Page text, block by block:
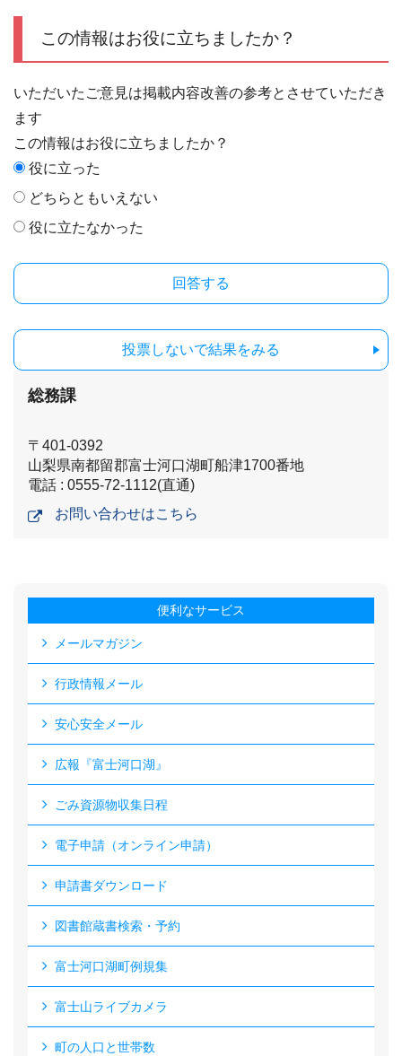
この情報はお役に立ちましたか？
いただいたご意見は掲載内容改善の参考とさせていただき
ます
この情報はお役に立ちましたか？
役に立った
どちらともいえない
役に立たなかった
投票しないで結果をみる
総務課
〒401-0392
山梨県南都留郡富士河口湖町船津1700番地
電話 : 0555-72-1112(直通)
お問い合わせはこちら
便利なサービス
メールマガジン
行政情報メール
安心安全メール
広報『富士河口湖』
ごみ資源物収集日程
電子申請（オンライン申請）
申請書ダウンロード
図書館蔵書検索・予約
富士河口湖町例規集
富士山ライブカメラ
町の人口と世帯数